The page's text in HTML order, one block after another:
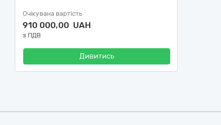
Очікувана вартість
910 000,00 UAH
з ПДВ
Дивитись